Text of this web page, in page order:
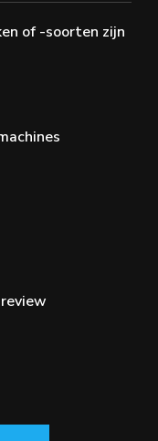
of -soorten zijn